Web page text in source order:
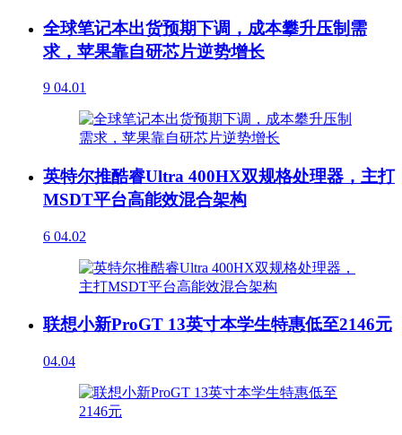
全球笔记本出货预期下调，成本攀升压制需
求，苹果靠自研芯片逆势增长
9 04.01
英特尔推酷睿Ultra 400HX双规格处理器，主打
MSDT平台高能效混合架构
6 04.02
联想小新ProGT 13英寸本学生特惠低至2146元
04.04